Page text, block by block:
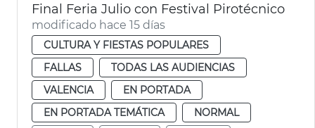
Final Feria Julio con Festival Pirotécnico
modificado hace 15 días
CULTURA Y FIESTAS POPULARES
FALLAS
TODAS LAS AUDIENCIAS
VALENCIA
EN PORTADA
EN PORTADA TEMÁTICA
NORMAL